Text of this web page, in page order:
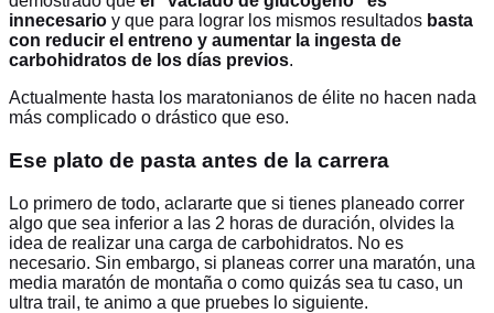
innecesario y que para lograr los mismos resultados basta
con reducir el entreno y aumentar la ingesta de
carbohidratos de los días previos.
Actualmente hasta los maratonianos de élite no hacen nada
más complicado o drástico que eso.
Ese plato de pasta antes de la carrera
Lo primero de todo, aclararte que si tienes planeado correr
algo que sea inferior a las 2 horas de duración, olvides la
idea de realizar una carga de carbohidratos. No es
necesario. Sin embargo, si planeas correr una maratón, una
media maratón de montaña o como quizás sea tu caso, un
ultra trail, te animo a que pruebes lo siguiente.